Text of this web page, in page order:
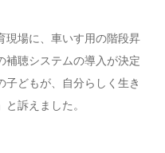
現場に、車いす用の階段昇
補聴システムの導入が決定
子どもが、自分らしく生き
訴えました。